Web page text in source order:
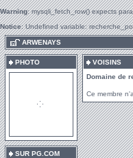
Warning: mysqli_fetch_row() expects
Notice: Undefined variable:
ARWENAYS
PHOTO
SUR PG.COM
VOISINS
Domaine de
Ce membre